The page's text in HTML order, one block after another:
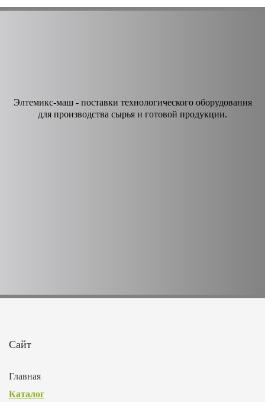
Элтемикс-маш - поставки технологического оборудования
для производства сырья и готовой продукции.
Сайт
Главная
Каталог